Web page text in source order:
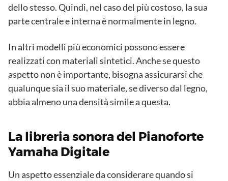
dello stesso. Quindi, nel caso del più costoso, la sua
parte centrale e interna è normalmente in legno.
In altri modelli più economici possono essere
realizzati con materiali sintetici. Anche se questo
aspetto non è importante, bisogna assicurarsi che
qualunque sia il suo materiale, se diverso dal legno,
abbia almeno una densità simile a questa.
La libreria sonora del Pianoforte
Yamaha Digitale
Un aspetto essenziale da considerare quando si